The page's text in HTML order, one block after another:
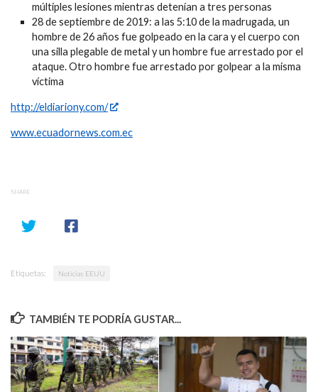
múltiples lesiones mientras detenían a tres personas
28 de septiembre de 2019: a las 5:10 de la madrugada, un
hombre de 26 años fue golpeado en la cara y el cuerpo con
una silla plegable de metal y un hombre fue arrestado por el
ataque. Otro hombre fue arrestado por golpear a la misma
víctima
http://eldiariony.com/
www.ecuadornews.com.ec
SHARE
Etiquetas: Noticias EEUU
TAMBIÉN TE PODRÍA GUSTAR...